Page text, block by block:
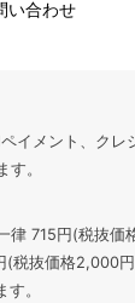
い合わせ
イメント、クレ
す。
律 715円(税抜価
(税抜価格2,000
。